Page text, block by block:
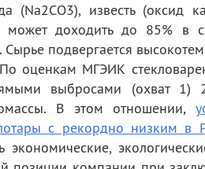
(Na2CO3), известь (оксид
может доходить до 85% в
подвергается
оценкам МГЭИК
выбросами (охват 1)
В этом отношении,
с рекордно низким в
экономические,